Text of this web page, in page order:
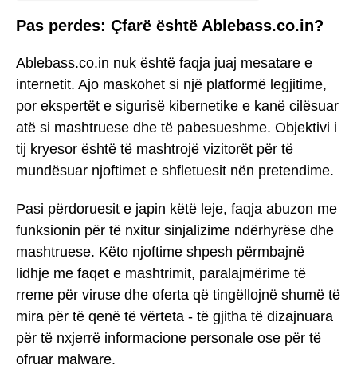
Pas perdes: Çfarë është Ablebass.co.in?
Ablebass.co.in nuk është faqja juaj mesatare e
internetit. Ajo maskohet si një platformë legjitime,
por ekspertët e sigurisë kibernetike e kanë cilësuar
atë si mashtruese dhe të pabesueshme. Objektivi i
tij kryesor është të mashtrojë vizitorët për të
mundësuar njoftimet e shfletuesit nën pretendime.
Pasi përdoruesit e japin këtë leje, faqja abuzon me
funksionin për të nxitur sinjalizime ndërhyrëse dhe
mashtruese. Këto njoftime shpesh përmbajnë
lidhje me faqet e mashtrimit, paralajmërime të
rreme për viruse dhe oferta që tingëllojnë shumë të
mira për të qenë të vërteta - të gjitha të dizajnuara
për të nxjerrë informacione personale ose për të
ofruar malware.